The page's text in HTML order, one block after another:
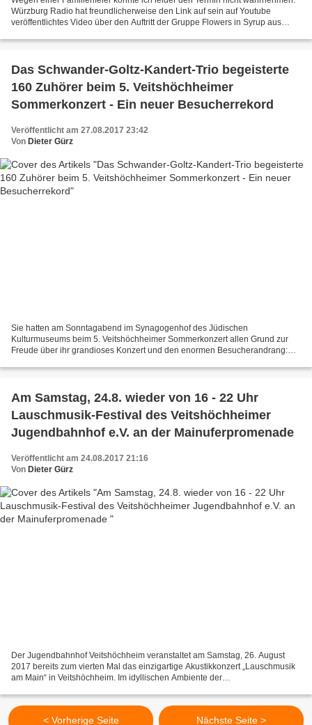
Würzburg Radio hat freundlicherweise den Link auf sein auf Youtube
veröffentlichtes Video über den Auftritt der Gruppe Flowers in Syrup aus
Das Schwander-Goltz-Kandert-Trio begeisterte
160 Zuhörer beim 5. Veitshöchheimer
Sommerkonzert - Ein neuer Besucherrekord
Veröffentlicht am 27.08.2017 23:42
Von Dieter Gürz
Sie hatten am Sonntagabend im Synagogenhof des Jüdischen
Kulturmuseums beim 5. Veitshöchheimer Sommerkonzert allen Grund zur
Freude über ihr grandioses Konzert und den enormen Besucherandrang:
Am Samstag, 24.8. wieder von 16 - 22 Uhr
Lauschmusik-Festival des Veitshöchheimer
Jugendbahnhof e.V. an der Mainuferpromenade
Veröffentlicht am 24.08.2017 21:16
Von Dieter Gürz
Der Jugendbahnhof Veitshöchheim veranstaltet am Samstag, 26. August
2017 bereits zum vierten Mal das einzigartige Akustikkonzert „Lauschmusik
am Main“ in Veitshöchheim. Im idyllischen Ambiente der
< Vorherige Seite Nächste Seite >